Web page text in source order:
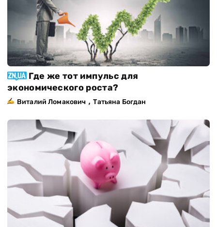
Где же тот импульс для
экономического роста?
Виталий Ломакович ,Татьяна Богдан